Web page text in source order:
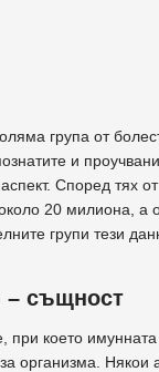
група от
и
Според тях
20 милиона,
групи тези
– същност
което
организма.